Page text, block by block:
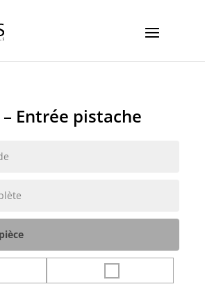
– Entrée pistache